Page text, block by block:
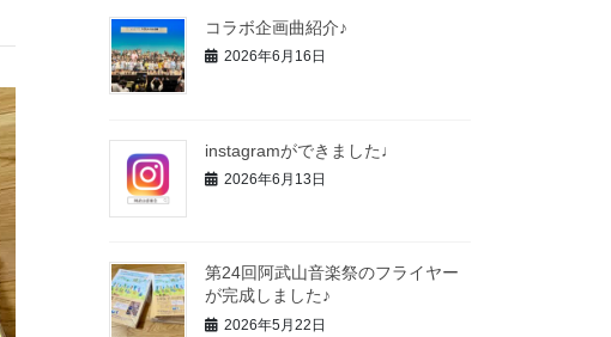
コラボ企画曲紹介♪
2026年6月16日
instagramができました♩
2026年6月13日
第24回阿武山音楽祭のフライヤー
が完成しました♪
2026年5月22日